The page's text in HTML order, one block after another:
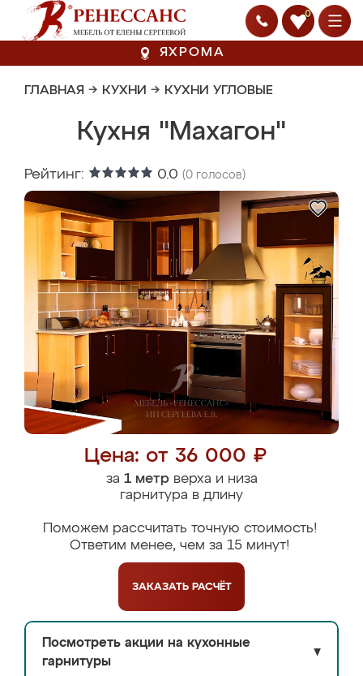
0
ЯХРОМА
ГЛАВНАЯ → КУХНИ → КУХНИ УГЛОВЫЕ
Кухня "Махагон"
Рейтинг: 0.0 (0 голосов)
Цена: от 36 000 ₽
за 1 метрверха и низа
гарнитура в длину
Поможем рассчитать точную стоимость!
Ответим менее, чем за 15 минут!
ЗАКАЗАТЬ РАСЧЁТ
Посмотреть акции на кухонные
гарнитуры
▼